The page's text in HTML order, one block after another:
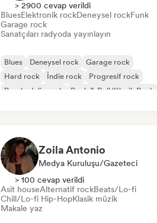
> 2900 cevap verildi
BluesElektronik rockDeneysel rockFunk
Garage rock
Sanatçıları radyoda yayınlayın
Blues Deneysel rock
Garage rock
Hard rock
İndie rock
Progresif rock
Psychedelic rock
Rock & Roll/Klasik Rock
Zoila Antonio
Medya Kuruluşu/Gazeteci
> 100 cevap verildi
Asit houseAlternatif rockBeats/Lo-fi
Chill/Lo-fi Hip-HopKlasik müzik
Makale yaz